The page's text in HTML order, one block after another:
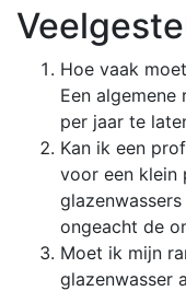
Hoe vaak
Een
per jaar te
Kan ik een
voor een klein
ongeacht de
Moet ik mijn
glazenwasser